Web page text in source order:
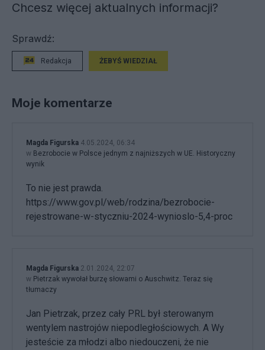
Chcesz więcej aktualnych informacji?
Sprawdź:
Redakcja ŻEBYŚ WIEDZIAŁ
Moje komentarze
Magda Figurska 4.05.2024, 06:34
w Bezrobocie w Polsce jednym z najniższych w UE. Historyczny
wynik
To nie jest prawda.
https://www.gov.pl/web/rodzina/bezrobocie-
rejestrowane-w-styczniu-2024-wynioslo-5,4-proc
Magda Figurska 2.01.2024, 22:07
w Pietrzak wywołał burzę słowami o Auschwitz. Teraz się
tłumaczy
Jan Pietrzak, przez cały PRL był sterowanym
wentylem nastrojów niepodległościowych. A Wy
jesteście za młodzi albo niedouczeni, że nie